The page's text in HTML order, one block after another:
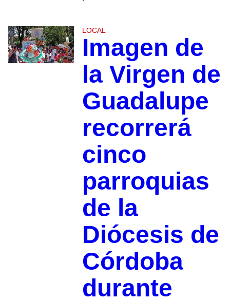
LOCAL
Imagen de
la Virgen de
Guadalupe
recorrerá
cinco
parroquias
de la
Diócesis de
Córdoba
durante